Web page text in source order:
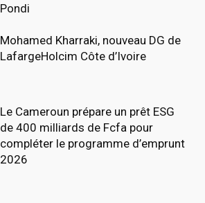
Pondi
Mohamed Kharraki, nouveau DG de
LafargeHolcim Côte d’Ivoire
Le Cameroun prépare un prêt ESG
de 400 milliards de Fcfa pour
compléter le programme d’emprunt
2026